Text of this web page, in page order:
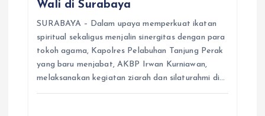
Wali di Surabaya
SURABAYA – Dalam upaya memperkuat ikatan
spiritual sekaligus menjalin sinergitas dengan para
tokoh agama, Kapolres Pelabuhan Tanjung Perak
yang baru menjabat, AKBP Irwan Kurniawan,
melaksanakan kegiatan ziarah dan silaturahmi di…